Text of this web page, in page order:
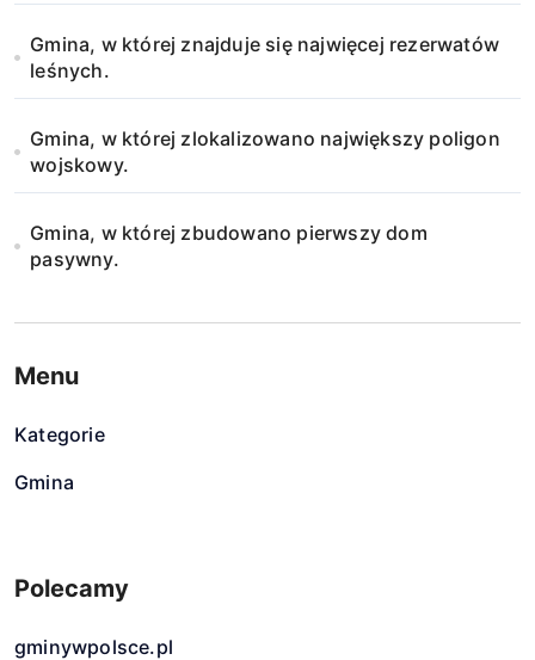
Gmina, w której znajduje się najwięcej rezerwatów
leśnych.
Gmina, w której zlokalizowano największy poligon
wojskowy.
Gmina, w której zbudowano pierwszy dom
pasywny.
Menu
Kategorie
Gmina
Polecamy
gminywpolsce.pl